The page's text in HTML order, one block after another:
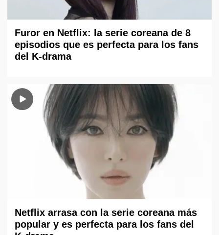
Furor en Netflix: la serie coreana de 8
episodios que es perfecta para los fans
del K-drama
Netflix arrasa con la serie coreana más
popular y es perfecta para los fans del